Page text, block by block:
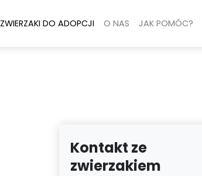
ZWIERZAKI DO ADOPCJI O NAS JAK POMÓC?
Kontakt ze
zwierzakiem